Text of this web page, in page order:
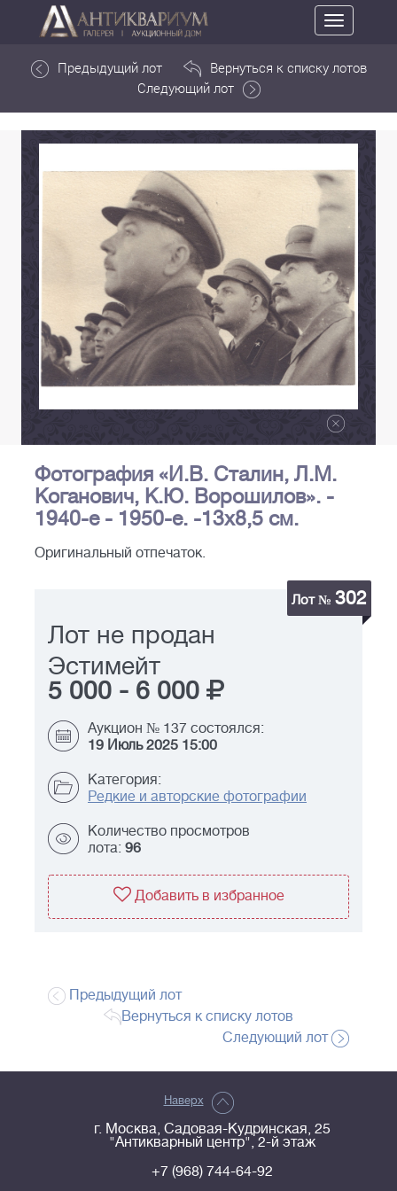
Toggle
navigation
Предыдущий лот
Вернуться к списку лотов
Следующий лот
Фотография «И.В. Сталин, Л.М.
Коганович, К.Ю. Ворошилов». -
1940-е - 1950-е. -13х8,5 см.
Оригинальный отпечаток.
Лот № 302
Лот не продан
Эстимейт
5 000 - 6 000
Аукцион № 137 состоялся:
19 Июль 2025 15:00
Категория:
Редкие и авторские фотографии
Количество просмотров
лота: 96
Добавить в избранное
Предыдущий лот
Вернуться к списку лотов
Следующий лот
Наверх
г. Москва, Садовая-Кудринская, 25
"Антикварный центр", 2-й этаж
+7 (968) 744-64-92